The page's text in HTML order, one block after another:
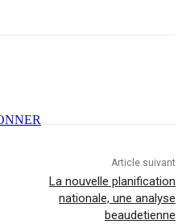
Article suivant
La nouvelle planification
nationale, une analyse
beaudetienne